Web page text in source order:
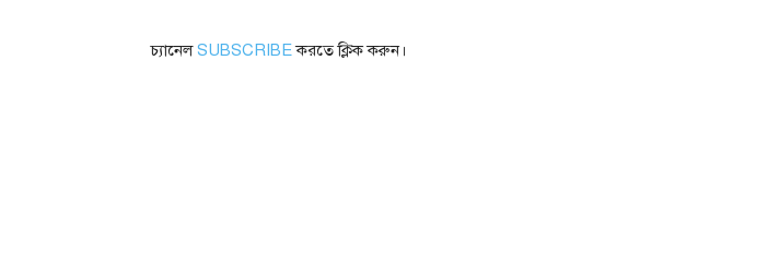
চ্যানেলSUBSCRIBEকরতে ক্লিক করুন।